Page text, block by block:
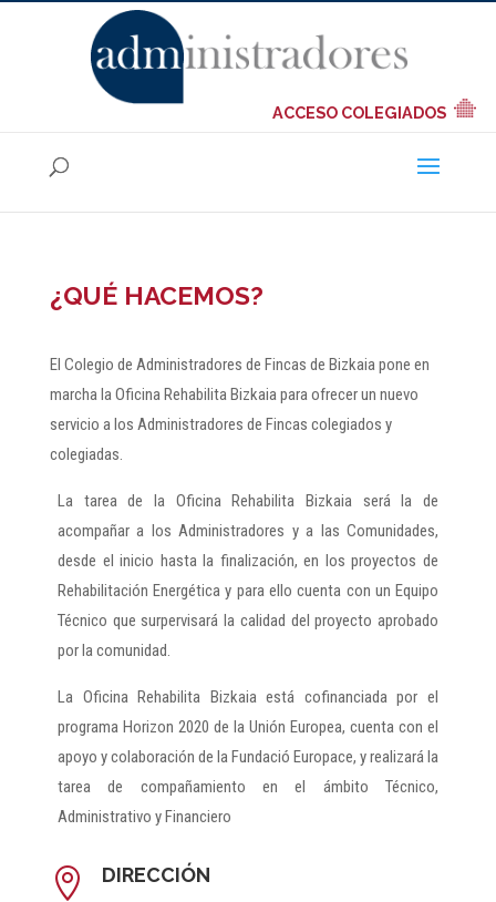
ACCESO COLEGIADOS
¿QUÉ HACEMOS?
El Colegio de Administradores de Fincas de Bizkaia pone en
marcha la Oficina Rehabilita Bizkaia para ofrecer un nuevo
servicio a los Administradores de Fincas colegiados y
colegiadas.
La tarea de la Oficina Rehabilita Bizkaia será la de
acompañar a los Administradores y a las Comunidades,
desde el inicio hasta la finalización, en los proyectos de
Rehabilitación Energética y para ello cuenta con un Equipo
Técnico que surpervisará la calidad del proyecto aprobado
por la comunidad.
La Oficina Rehabilita Bizkaia está cofinanciada por el
programa Horizon 2020 de la Unión Europea, cuenta con el
apoyo y colaboración de la Fundació Europace, y realizará la
tarea de compañamiento en el ámbito Técnico,
Administrativo y Financiero
 DIRECCIÓN